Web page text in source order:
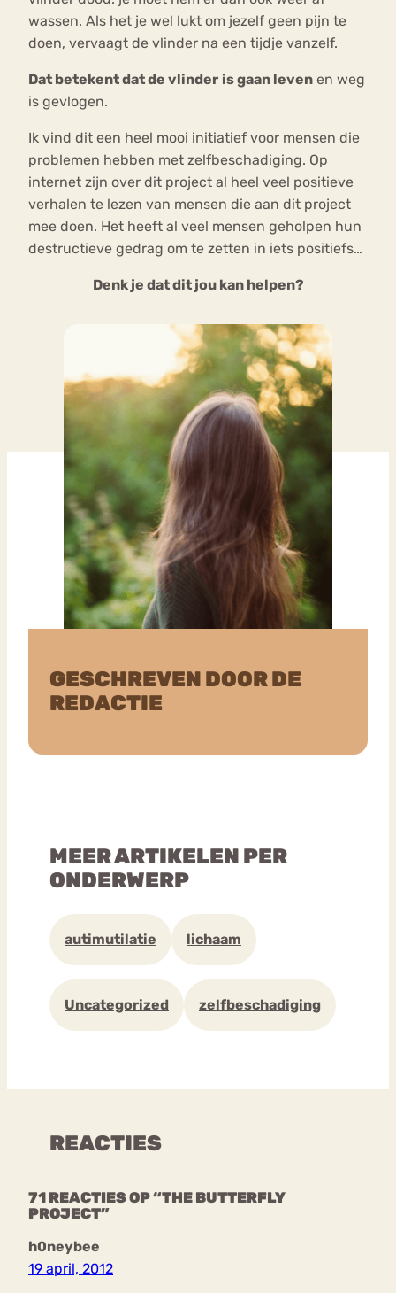
wassen. Als het je wel lukt om jezelf geen pijn te
doen, vervaagt de vlinder na een tijdje vanzelf.
Dat betekent dat de vlinder is gaan leven en weg
is gevlogen.
Ik vind dit een heel mooi initiatief voor mensen die
problemen hebben met zelfbeschadiging. Op
internet zijn over dit project al heel veel positieve
verhalen te lezen van mensen die aan dit project
mee doen. Het heeft al veel mensen geholpen hun
destructieve gedrag om te zetten in iets positiefs…
Denk je dat dit jou kan helpen?
GESCHREVEN DOOR DE
REDACTIE
MEER ARTIKELEN PER
ONDERWERP
autimutilatie lichaam
Uncategorized zelfbeschadiging
REACTIES
71 REACTIES OP “THE BUTTERFLY
PROJECT”
h0neybee
19 april, 2012